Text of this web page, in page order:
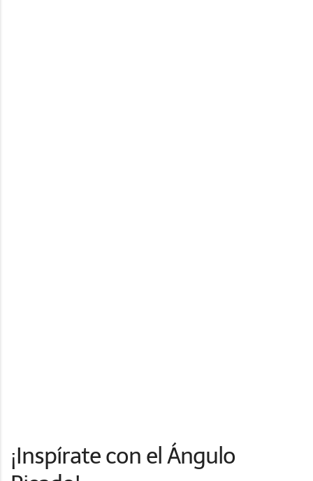
¡Inspírate con el Ángulo